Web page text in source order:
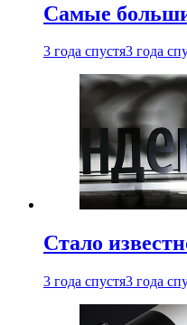
Самые
3 года спустя3 года
Стало
3 года спустя3 года